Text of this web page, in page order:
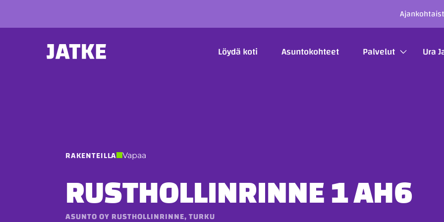
PÄÄVALIKKO
Löydä koti Asuntokohteet Palvelut Ura
RAKENTEILLA Vapaa
RUSTHOLLINRINNE 1 AH6
ASUNTO OY RUSTHOLLINRINNE, TURKU